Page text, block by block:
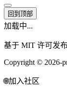
回到顶部
加载中...
基于 MIT 许可发布
Copyright © 2026-
🌐加入社区